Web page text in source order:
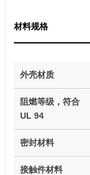
材料规格
外壳材质
阻燃等级，符合
UL 94
密封材料
接触件材料